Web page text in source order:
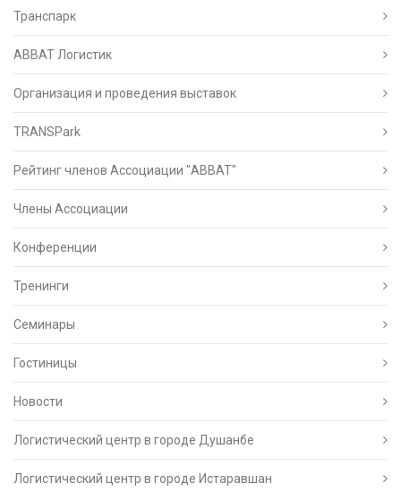
Транспарк
ABBAT Логистик
Организация и проведения выставок
TRANSPark
Рейтинг членов Ассоциации "АВВАТ"
Члены Ассоциации
Конференции
Тренинги
Семинары
Гостиницы
Новости
Логистический центр в городе Душанбе
Логистический центр в городе Истаравшан